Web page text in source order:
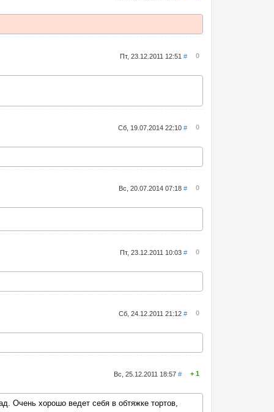
Пт, 23.12.2011 12:51# 0
Сб, 19.07.2014 22:10# 0
Вс, 20.07.2014 07:18# 0
Пт, 23.12.2011 10:03# 0
Сб, 24.12.2011 21:12# 0
Вс, 25.12.2011 18:57# 1
Очень хорошо ведет себя в обтяжке тортов,